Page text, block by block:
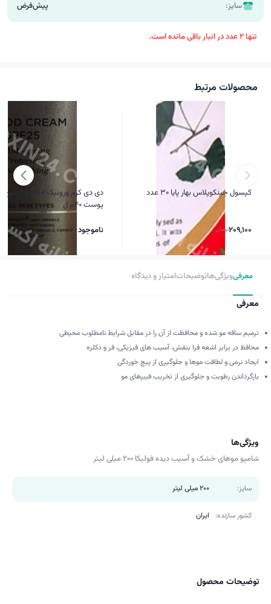
سایز: پیش‌فرض
تنها 2 عدد در انبار باقی مانده است.
محصولات مرتبط
کپسول جینکوپلاس بهار پایا 30 عدد
209,100تومان
دی دی کرم ورونیک +25 بژ
پوست 40م ل
ناموجود
معرفیویژگی‌هاتوضیحاتامتیاز و دیدگاه
معرفی
ترمیم ساقه مو شده و محافظت از آن را در مقابل شرایط نامطلوب محیطی
محافظ در برابر اشعه فرا بنفش، آسیب های فیزیکی، فر و دکلره
ایجاد نرمی و لطافت موها و جلوگیری از پیچ خوردگی
بازگرداندن رطوبت و جلوگیری از تخریب فیبرهای مو
ویژگی‌ها
شامپو موهای خشک و آسیب دیده فولیکا ۲۰۰ میلی لیتر
سایز: 200 میلی لیتر
کشور سازنده: ایران
توضیحات محصول